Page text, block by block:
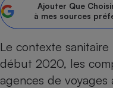
Ajouter Que
à mes sources
Le contexte sanitaire
début 2020, les
agences de